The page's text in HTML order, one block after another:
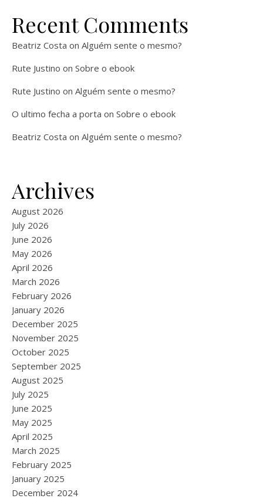
Recent Comments
Beatriz Costa on Alguém sente o mesmo?
Rute Justino on Sobre o ebook
Rute Justino on Alguém sente o mesmo?
O ultimo fecha a porta on Sobre o ebook
Beatriz Costa on Alguém sente o mesmo?
Archives
August 2026
July 2026
June 2026
May 2026
April 2026
March 2026
February 2026
January 2026
December 2025
November 2025
October 2025
September 2025
August 2025
July 2025
June 2025
May 2025
April 2025
March 2025
February 2025
January 2025
December 2024